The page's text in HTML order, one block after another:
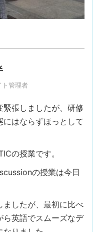
ト管理者
張しましたが、研修
はならずほっとして
の授業です。
の授業は今日
ましたが、最初に比べ
ら英語でスムーズなデ